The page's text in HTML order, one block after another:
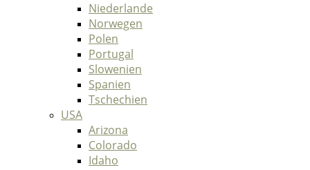
Niederlande
Norwegen
Polen
Portugal
Slowenien
Spanien
Tschechien
USA
Arizona
Colorado
Idaho